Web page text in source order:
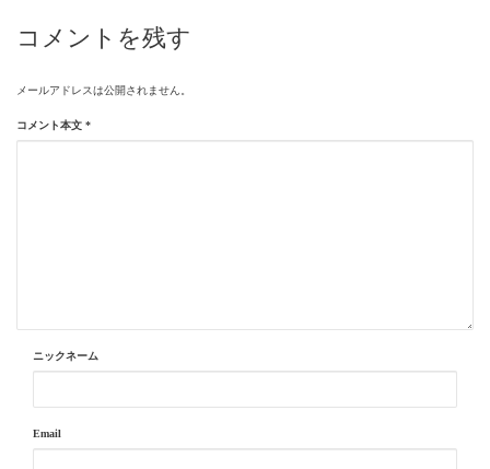
コメントを残す
メールアドレスは公開されません。
コメント本文 *
ニックネーム
Email